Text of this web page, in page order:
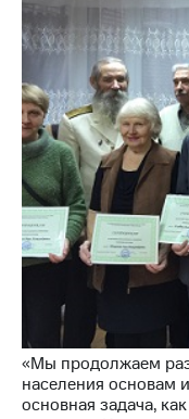
секретарь
Раскрытие
акционерам
Документы
ПАО
"МТС"
Собрания
акционеров
Личный
кабинет
акционера
капитал
Контроль
и
аудит
Рынок
«Мы продолжаем
населения основам
основная задача,